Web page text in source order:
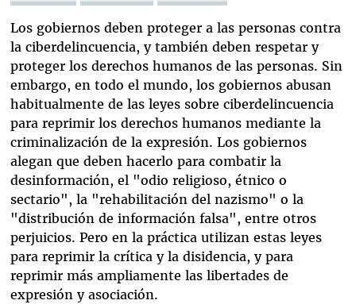
Los gobiernos deben proteger a las personas contra
la ciberdelincuencia, y también deben respetar y
proteger los derechos humanos de las personas. Sin
embargo, en todo el mundo, los gobiernos abusan
habitualmente de las leyes sobre ciberdelincuencia
para reprimir los derechos humanos mediante la
criminalización de la expresión. Los gobiernos
alegan que deben hacerlo para combatir la
desinformación, el "odio religioso, étnico o
sectario", la "rehabilitación del nazismo" o la
"distribución de información falsa", entre otros
perjuicios. Pero en la práctica utilizan estas leyes
para reprimir la crítica y la disidencia, y para
reprimir más ampliamente las libertades de
expresión y asociación.